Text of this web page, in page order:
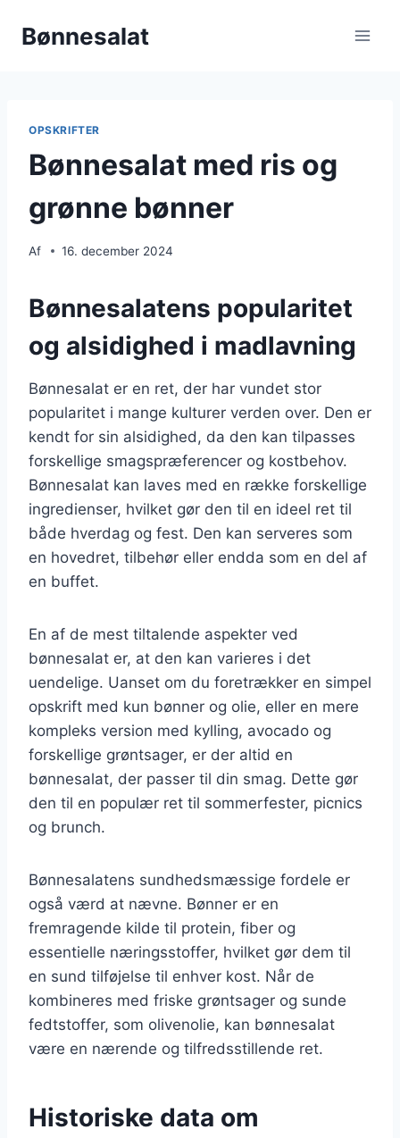
Bønnesalat
OPSKRIFTER
Bønnesalat med ris og
grønne bønner
Af 16. december 2024
Bønnesalatens popularitet
og alsidighed i madlavning
Bønnesalat er en ret, der har vundet stor
popularitet i mange kulturer verden over. Den er
kendt for sin alsidighed, da den kan tilpasses
forskellige smagspræferencer og kostbehov.
Bønnesalat kan laves med en række forskellige
ingredienser, hvilket gør den til en ideel ret til
både hverdag og fest. Den kan serveres som
en hovedret, tilbehør eller endda som en del af
en buffet.
En af de mest tiltalende aspekter ved
bønnesalat er, at den kan varieres i det
uendelige. Uanset om du foretrækker en simpel
opskrift med kun bønner og olie, eller en mere
kompleks version med kylling, avocado og
forskellige grøntsager, er der altid en
bønnesalat, der passer til din smag. Dette gør
den til en populær ret til sommerfester, picnics
og brunch.
Bønnesalatens sundhedsmæssige fordele er
også værd at nævne. Bønner er en
fremragende kilde til protein, fiber og
essentielle næringsstoffer, hvilket gør dem til
en sund tilføjelse til enhver kost. Når de
kombineres med friske grøntsager og sunde
fedtstoffer, som olivenolie, kan bønnesalat
være en nærende og tilfredsstillende ret.
Historiske data om